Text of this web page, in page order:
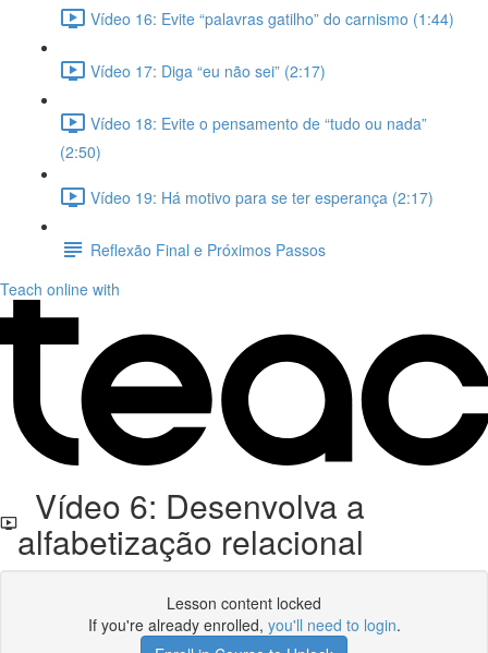
Vídeo 16: Evite “palavras gatilho” do carnismo (1:44)
Vídeo 17: Diga “eu não sei” (2:17)
Vídeo 18: Evite o pensamento de “tudo ou nada”
(2:50)
Vídeo 19: Há motivo para se ter esperança (2:17)
Reflexão Final e Próximos Passos
Teach online with
Vídeo 6: Desenvolva a
alfabetização relacional
Lesson content locked
If you're already enrolled, you'll need to login.